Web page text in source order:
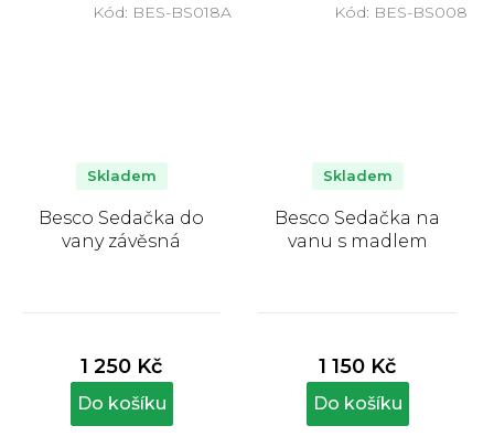
Besco Sedačka do
vany závěsná
produktu
je
4,7
Skladem
1 250 Kč
Do košíku
Kód: BES-BS018A
Besco Sedačka na
vanu s madlem
produktu
je
5,0
Skladem
1 150 Kč
Do košíku
Kód: BES-BS008